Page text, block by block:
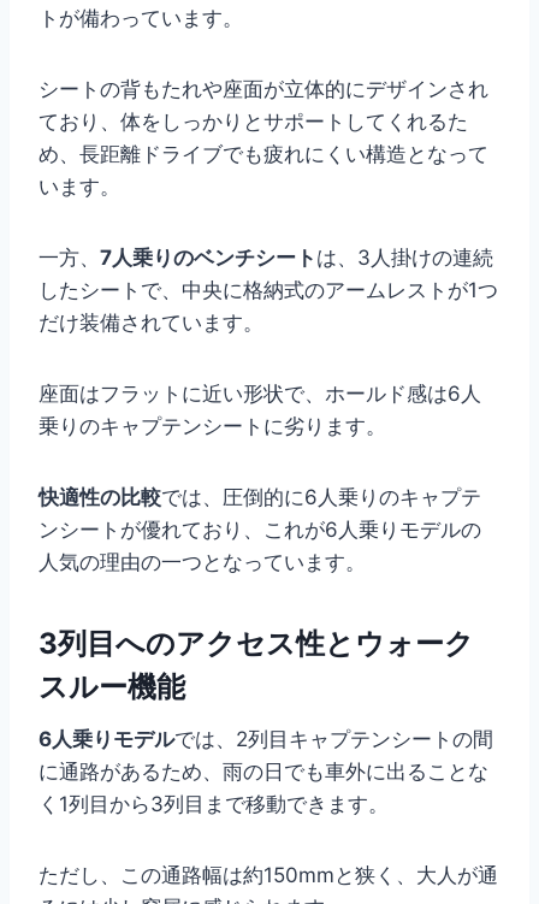
トが備わっています。
シートの背もたれや座面が立体的にデザインされ
ており、体をしっかりとサポートしてくれるた
め、長距離ドライブでも疲れにくい構造となって
います。
一方、 7人乗りのベンチシート は、3人掛けの連続
したシートで、中央に格納式のアームレストが1つ
だけ装備されています。
座面はフラットに近い形状で、ホールド感は6人
乗りのキャプテンシートに劣ります。
快適性の比較では、圧倒的に6人乗りのキャプテ
ンシートが優れており、これが6人乗りモデルの
人気の理由の一つとなっています。
3列目へのアクセス性とウォーク
スルー機能
6人乗りモデルでは、2列目キャプテンシートの間
に通路があるため、雨の日でも車外に出ることな
く1列目から3列目まで移動できます。
ただし、この通路幅は約150mmと狭く、大人が通